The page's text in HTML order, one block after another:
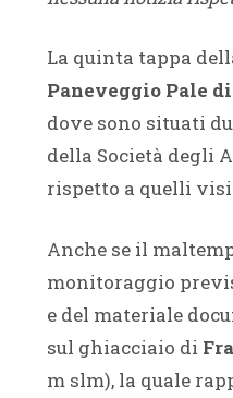
La quinta tappa
Paneveggio Pale
dove sono situati
della Società degli
rispetto a quelli
Anche se il
monitoraggio
e del materiale
sul ghiacciaio di
m slm), la quale